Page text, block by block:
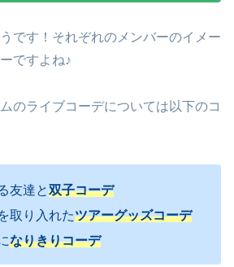
です！それぞれのメンバーのイメー
ですよね♪
のライブコーデについては以下のコ
友達と双子コーデ
取り入れたツアーグッズコーデ
なりきりコーデ